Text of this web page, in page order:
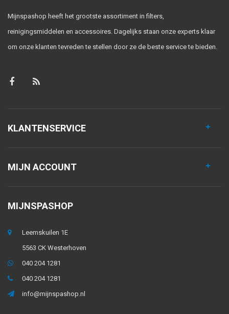
Mijnspashop heeft het grootste assortiment in filters,
reinigingsmiddelen en accessoires. Dagelijks staan onze experts klaar
om onze klanten tevreden te stellen door ze de beste service te bieden.
KLANTENSERVICE
MIJN ACCOUNT
MIJNSPASHOP
Leemskuilen 1E
5563 CK Westerhoven
040 204 1281
040 204 1281
info@mijnspashop.nl